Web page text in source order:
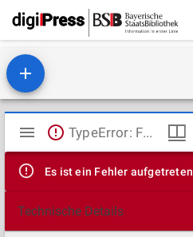
Mirador
Viewer
TypeError: Failed to fetch
Es ist ein Fehler aufgetreten
Technische Details